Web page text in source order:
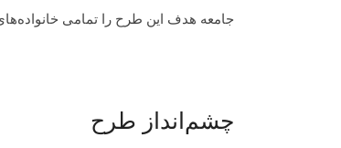
جامعه هدف این طرح را تمامی
چشم‌انداز طرح